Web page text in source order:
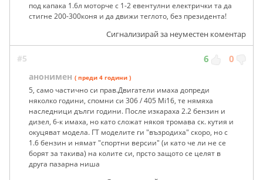
под капака 1.6л моторче с 1-2 евентулни електрички та да
стигне 200-300коня и да движи теглото, без президента!
Сигнализирай за неуместен коментар
#5 6 0
анонимен ( преди 4 години )
5, само частично си прав.Двигатели имаха допреди
няколко години, спомни си 306 / 405 Mi16, те нямяха
наследници дълги години. После изкараха 2.2 бензин и
дизел, 6-к имаха, но като сложат някоя тромава ск. кутия и
окуцяват модела. ГТ моделите ги "възродиха" скоро, но с
1.6 бензин и нямат "спортни версии" (и като че ли не се
борят за такива) на колите си, прсто защото се целят в
друга пазарна ниша